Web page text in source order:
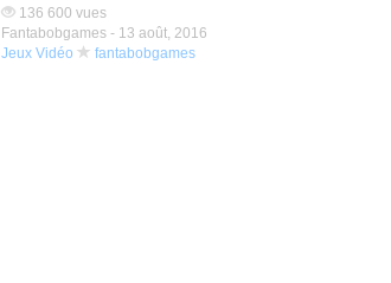
136 600 vues
Fantabobgames - 13 août, 2016
Jeux Vidéo
fantabobgames